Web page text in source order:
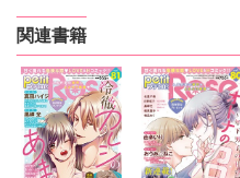
関連書籍